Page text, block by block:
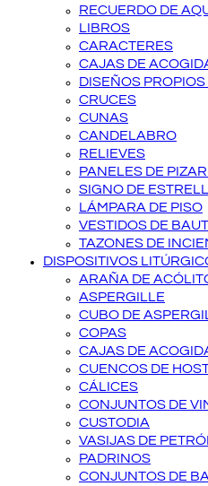
RECUERDO DE
LIBROS
CARACTERES
CAJAS DE
DISEÑOS
CRUCES
CUNAS
CANDELABRO
RELIEVES
PANELES DE
SIGNO DE
LÁMPARA DE PISO
VESTIDOS DE
TAZONES DE
DISPOSITIVOS
ARAÑA DE
ASPERGILLE
CUBO DE
COPAS
CAJAS DE
CUENCOS DE
CÁLICES
CONJUNTOS DE
CUSTODIA
VASIJAS DE
PADRINOS
CONJUNTOS DE